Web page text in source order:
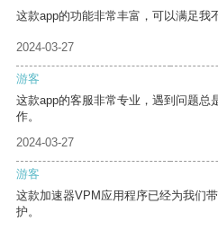
这款app的功能非常丰富，可以满足我
2024-03-27
游客
这款app的客服非常专业，遇到问题总
作。
2024-03-27
游客
这款加速器VPM应用程序已经为我们
护。